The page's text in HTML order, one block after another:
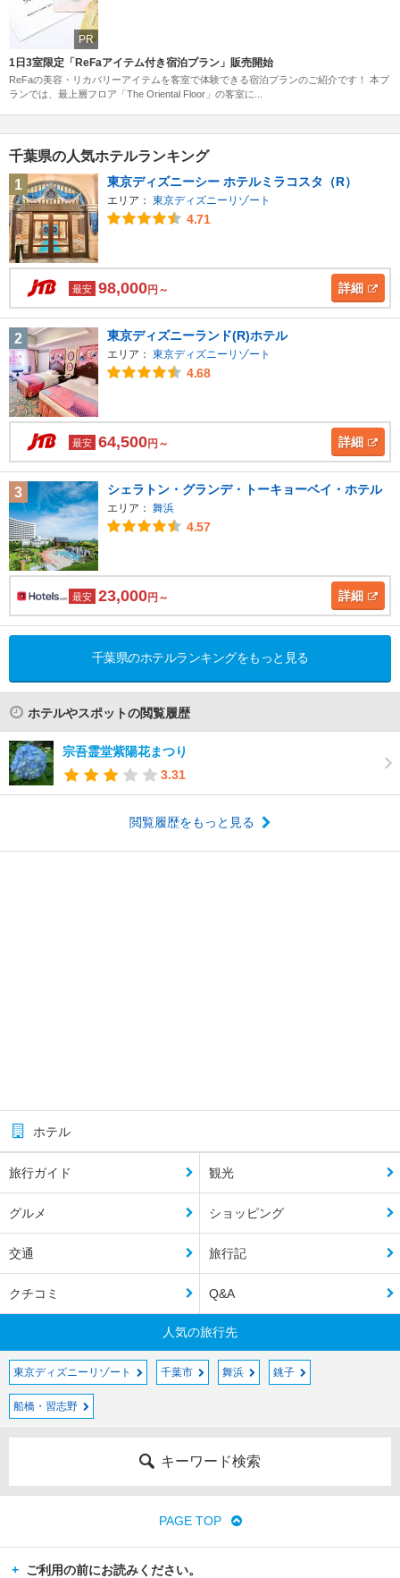
PR
1日3室限定「ReFaアイテム付き宿泊プラン」販売開始
ReFaの美容・リカバリーアイテムを客室で体験できる宿泊プランのご紹介です！ 本プ
ランでは、最上層フロア「The Oriental Floor」の客室に...
千葉県の人気ホテルランキング
1
東京ディズニーシー ホテルミラコスタ（R）
エリア： 東京ディズニーリゾート
4.71
最安 98,000円～ 詳細
2 東京ディズニーランド(R)ホテル
エリア： 東京ディズニーリゾート
4.68
最安 64,500円～ 詳細
3 シェラトン・グランデ・トーキョーベイ・ホテル
エリア： 舞浜
4.57
最安 23,000円～ 詳細
千葉県のホテルランキングをもっと見る
ホテルやスポットの閲覧履歴
宗吾霊堂紫陽花まつり
3.31
閲覧履歴をもっと見る
ホテル
旅行ガイド 観光
グルメ ショッピング
交通 旅行記
クチコミ Q&A
人気の旅行先
東京ディズニーリゾート 千葉市 舞浜 銚子
船橋・習志野
キーワード検索
PAGE TOP
ご利用の前にお読みください。